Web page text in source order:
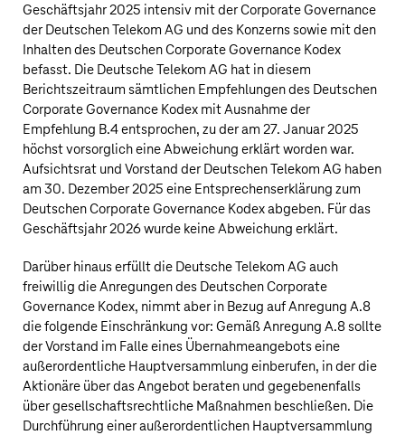
Geschäftsjahr 2025 intensiv mit der Corporate Governance
der Deutschen Telekom AG und des Konzerns sowie mit den
Inhalten des Deutschen Corporate Governance Kodex
befasst. Die Deutsche Telekom AG hat in diesem
Berichtszeitraum sämtlichen Empfehlungen des Deutschen
Corporate Governance Kodex mit Ausnahme der
Empfehlung B.4 entsprochen, zu der am 27. Januar 2025
höchst vorsorglich eine Abweichung erklärt worden war.
Aufsichtsrat und Vorstand der Deutschen Telekom AG haben
am 30. Dezember 2025 eine Entsprechenserklärung zum
Deutschen Corporate Governance Kodex abgeben. Für das
Geschäftsjahr 2026 wurde keine Abweichung erklärt.
Darüber hinaus erfüllt die Deutsche Telekom AG auch
freiwillig die Anregungen des Deutschen Corporate
Governance Kodex, nimmt aber in Bezug auf Anregung A.8
die folgende Einschränkung vor: Gemäß Anregung A.8 sollte
der Vorstand im Falle eines Übernahmeangebots eine
außerordentliche Hauptversammlung einberufen, in der die
Aktionäre über das Angebot beraten und gegebenenfalls
über gesellschaftsrechtliche Maßnahmen beschließen. Die
Durchführung einer außerordentlichen Hauptversammlung